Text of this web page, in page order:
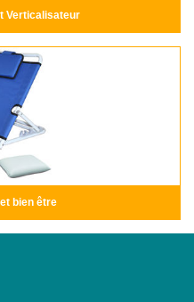
Verticalisateur
bien être